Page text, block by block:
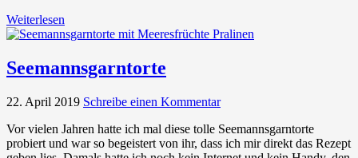
Weiterlesen
Seemannsgarntorte
22. April 2019 Schreibe einen Kommentar
Vor vielen Jahren hatte ich mal diese tolle Seemannsgarntorte
probiert und war so begeistert von ihr, dass ich mir direkt das Rezept